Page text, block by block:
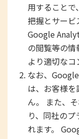
用すること
把握とサービ
Google
の閲覧等の
より適切なコ
なお、
は、お客様
ん。 また、
り、同社の
れます。